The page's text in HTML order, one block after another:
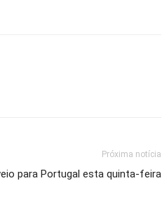
Próxima notícia
para Portugal esta quinta-feira